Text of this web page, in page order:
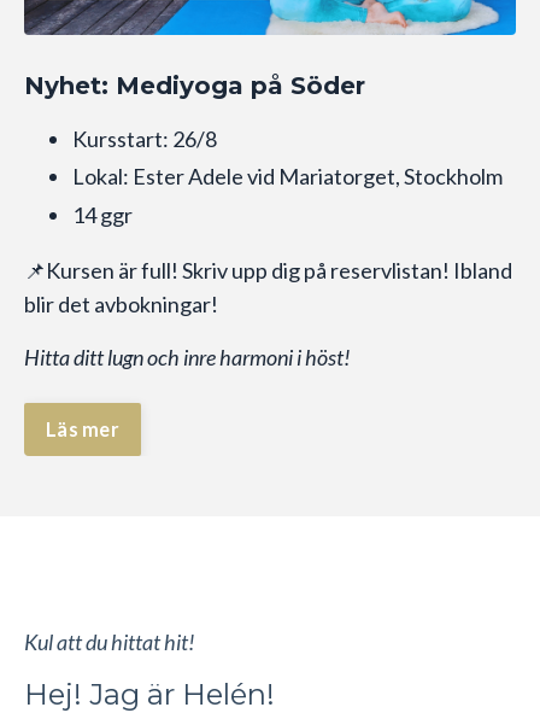
Nyhet: Mediyoga på Söder
Kursstart: 26/8
Lokal: Ester Adele vid Mariatorget, Stockholm
14 ggr
📌Kursen är full! Skriv upp dig på reservlistan! Ibland
blir det avbokningar!
Hitta ditt lugn och inre harmoni i höst!
Läs mer
Kul att du hittat hit!
Hej! Jag är Helén!